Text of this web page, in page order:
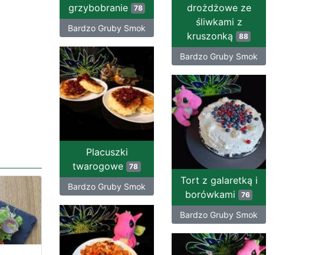
grzybobranie
78
Bardzo Gruby Smok
drożdżowe ze
śliwkami z
kruszonką
88
Bardzo Gruby Smok
Placuszki
twarogowe 78
Bardzo Gruby Smok
Tort z galaretką i
borówkami
76
Bardzo Gruby Smok